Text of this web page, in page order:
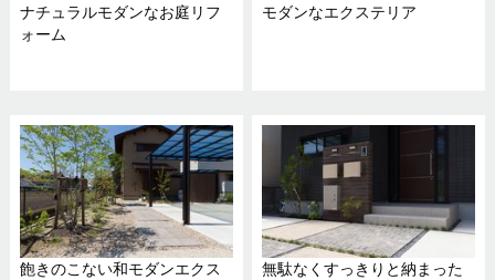
ナチュラルモダンなお庭リフ
ォーム
モダンなエクステリア
飽きのこない和モダンエクス
無駄なくすっきりと納まった